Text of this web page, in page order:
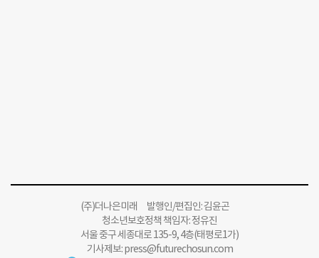
(주)더나은미래 발행인/편집인: 김윤곤
청소년보호정책 책임자: 정유진
서울 중구 세종대로 135-9, 4층(태평로1가)
기사제보:press@futurechosun.com